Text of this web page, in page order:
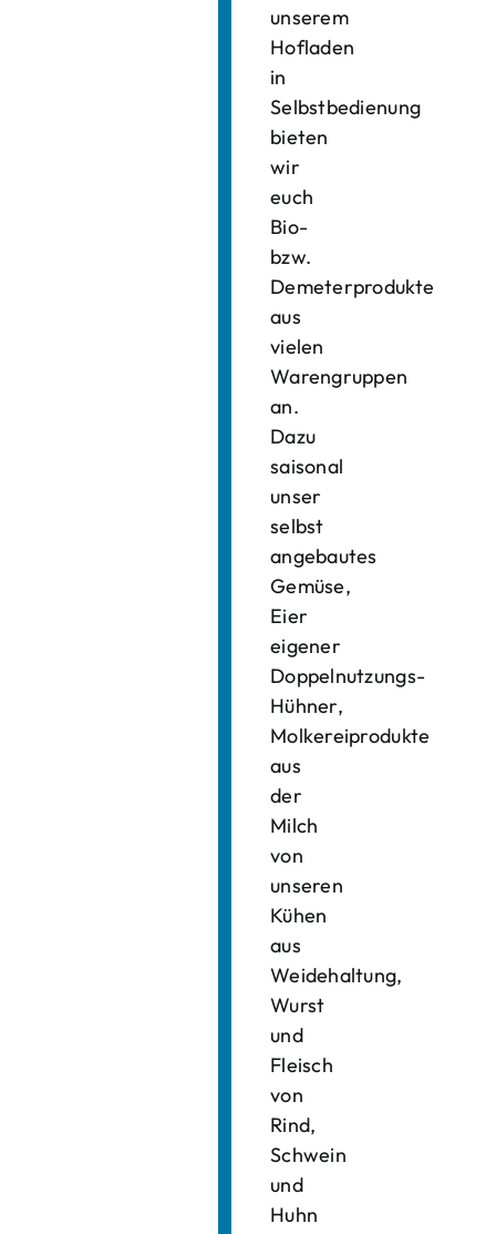
unserem
Hofladen
in
Selbstbedienung
bieten
wir
euch
Bio-
bzw.
Demeterprodukte
aus
vielen
Warengruppen
an.
Dazu
saisonal
unser
selbst
angebautes
Gemüse,
Eier
eigener
Doppelnutzungs-
Hühner,
Molkereiprodukte
aus
der
Milch
von
unseren
Kühen
aus
Weidehaltung,
Wurst
und
Fleisch
von
Rind,
Schwein
und
Huhn